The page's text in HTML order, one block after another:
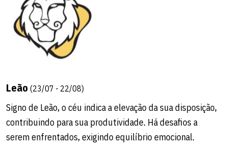
Leão (23/07 - 22/08)
Signo de Leão, o céu indica a elevação da sua disposição,
contribuindo para sua produtividade. Há desafios a
serem enfrentados, exigindo equilíbrio emocional.